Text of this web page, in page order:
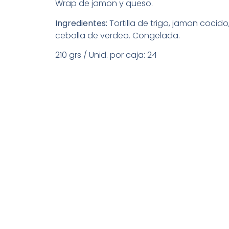
Wrap de jamon y queso.
Ingredientes: Tortilla de trigo, jamon
cebolla de verdeo. Congelada.
210 grs / Unid. por caja: 24